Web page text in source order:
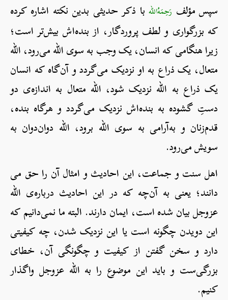
سپس مؤلف رَحِمَهُ‌اللهبا ذکر حدیثی بدین نکته اشاره کرده
که بزرگواری و لطف پروردگار، از بنده‌اش بیش‌تر است؛
زیرا هنگامی که انسان، یک وجب به سوی الله می‌رود، الله
متعال، یک ذراع به او نزدیک می‌گردد و آن‌گاه که انسان
یک ذراع به الله نزدیک شود، الله متعال به اندازه‌ی دو
دستِ گشوده به بنده‌اش نزدیک می‌گردد و هرگاه بنده،
قدم‌زنان و به‌آرامی به سوی الله برود، الله دوان‌دوان به
سویش می‌رود.
اهل سنت و جماعت، این احادیث و امثال آن را حق می
دانند؛ یعنی به آن‌چه که در این احادیث درباره‌ی الله
عزوجل بیان شده است، ایمان دارند. البته ما نمی‌دانیم که
این دویدن چگونه است یا این نزدیک شدن، چه کیفیتی
دارد و سخن گفتن از کیفیت و چگونگی آن، خطای
بزرگی‌ست و باید این موضوع را به الله عزوجل واگذار
کنیم.